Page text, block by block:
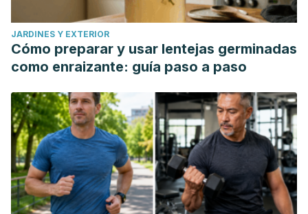
JARDINES Y EXTERIOR
Cómo preparar y usar lentejas germinadas
como enraizante: guía paso a paso